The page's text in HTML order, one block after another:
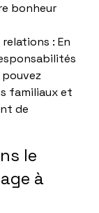
bonheur
: En
pouvez
familiaux et
de
le
à